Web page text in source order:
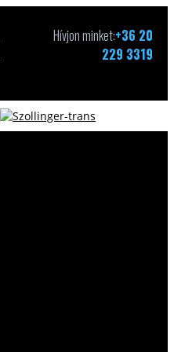
Hívjon minket:+36 20
229 3319